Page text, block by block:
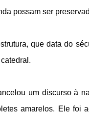
possam ser
que data do
um discurso à
amarelos. Ele foi